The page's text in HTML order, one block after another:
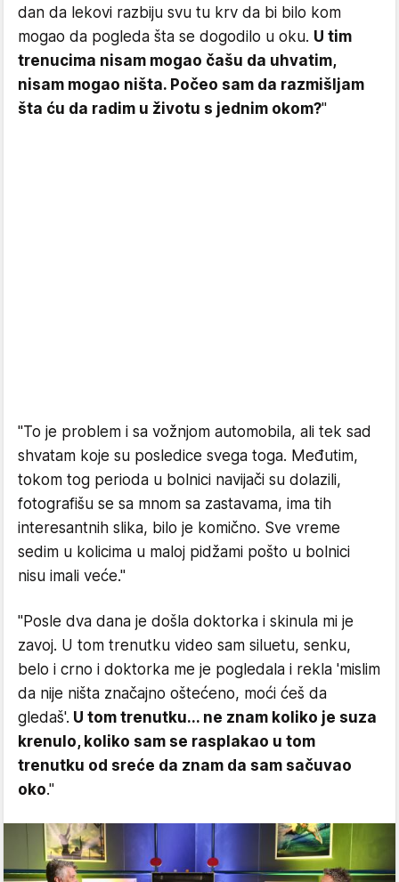
dan da lekovi razbiju svu tu krv da bi bilo kom
mogao da pogleda šta se dogodilo u oku. U tim
trenucima nisam mogao čašu da uhvatim,
nisam mogao ništa. Počeo sam da razmišljam
šta ću da radim u životu s jednim okom?"
"To je problem i sa vožnjom automobila, ali tek sad
shvatam koje su posledice svega toga. Međutim,
tokom tog perioda u bolnici navijači su dolazili,
fotografišu se sa mnom sa zastavama, ima tih
interesantnih slika, bilo je komično. Sve vreme
sedim u kolicima u maloj pidžami pošto u bolnici
nisu imali veće."
"Posle dva dana je došla doktorka i skinula mi je
zavoj. U tom trenutku video sam siluetu, senku,
belo i crno i doktorka me je pogledala i rekla 'mislim
da nije ništa značajno oštećeno, moći ćeš da
gledaš'. U tom trenutku... ne znam koliko je suza
krenulo, koliko sam se rasplakao u tom
trenutku od sreće da znam da sam sačuvao
oko."